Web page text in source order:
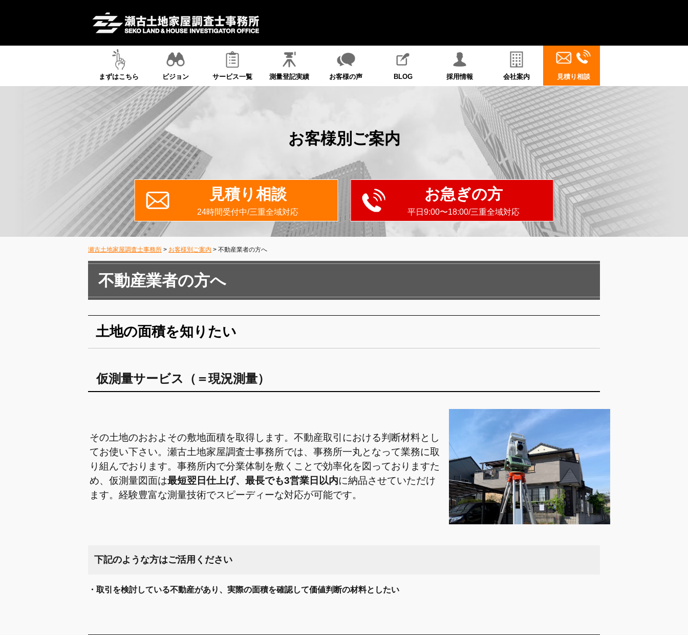
まずはこちら ビジョン サービス一覧 測量登記実績 お客様の声 BLOG 採用情報 会社案内 見積り相談
お客様別ご案内
見積り相談
24時間受付中/三重全域対応
お急ぎの方
平日9:00〜18:00/三重全域対応
瀬古土地家屋調査士事務所 > お客様別ご案内 > 不動産業者の方へ
不動産業者の方へ
土地の面積を知りたい
仮測量サービス（＝現況測量）
その土地のおおよその敷地面積を取得します。不動産取引における判断材料とし
てお使い下さい。瀬古土地家屋調査士事務所では、事務所一丸となって業務に取
り組んでおります。事務所内で分業体制を敷くことで効率化を図っておりますた
め、仮測量図面は最短翌日仕上げ、最長でも3営業日以内に納品させていただけ
ます。経験豊富な測量技術でスピーディーな対応が可能です。
下記のような方はご活用ください
・取引を検討している不動産があり、実際の面積を確認して価値判断の材料としたい